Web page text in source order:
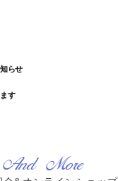
す
らせ
And More